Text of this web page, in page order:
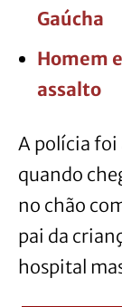
Gaúcha
Homem
assalto
A polícia foi
quando
no chão
pai da
hospital